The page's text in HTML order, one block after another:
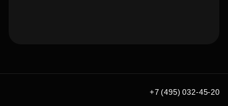
+7 (495) 032-45-20